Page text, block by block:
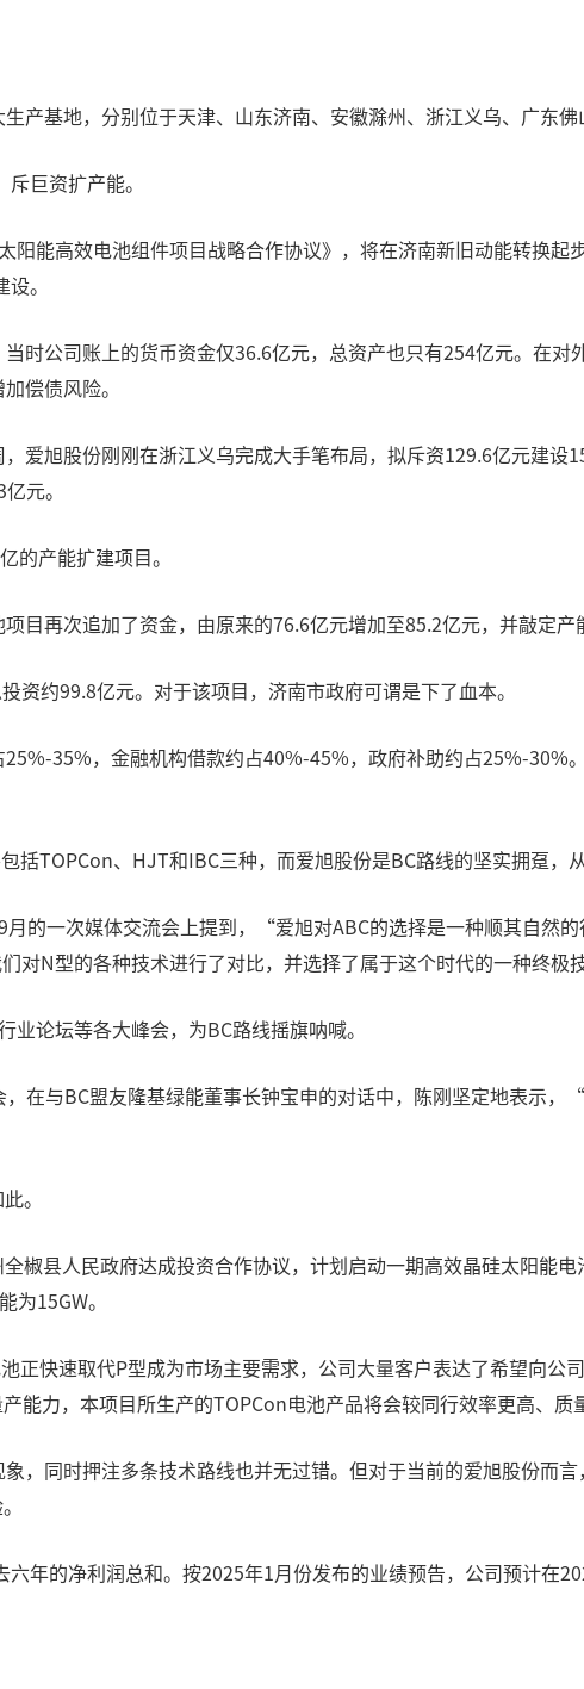
产基地，分别位于天津、山东济南、安徽滁州、浙江义乌、广东佛
巨资扩产能。
阳能高效电池组件项目战略合作协议》，将在济南新旧动能转换起
。
时公司账上的货币资金仅36.6亿元，总资产也只有254亿元。在对
偿债风险。
爱旭股份刚刚在浙江义乌完成大手笔布局，拟斥资129.6亿元建设
元。
的产能扩建项目。
目再次追加了资金，由原来的76.6亿元增加至85.2亿元，并敲定产
资约99.8亿元。对于该项目，济南市政府可谓是下了血本。
35%，金融机构借款约占40%-45%，政府补助约占25%-30%
括TOPCon、HJT和IBC三种，而爱旭股份是BC路线的坚实拥趸，
的一次媒体交流会上提到，“爱旭对ABC的选择是一种顺其自然
对N型的各种技术进行了对比，并选择了属于这个时代的一种终
论坛等各大峰会，为BC路线摇旗呐喊。
在与BC盟友隆基绿能董事长钟宝申的对话中，陈刚坚定地表示
。
椒县人民政府达成投资合作协议，计划启动一期高效晶硅太阳能
15GW。
正快速取代P型成为市场主要需求，公司大量客户表达了希望向公
能力，本项目所生产的TOPCon电池产品将会较同行效率更高、质
，同时押注多条技术路线也并无过错。但对于当前的爱旭股份而
年的净利润总和。按2025年1月份发布的业绩预告，公司预计在